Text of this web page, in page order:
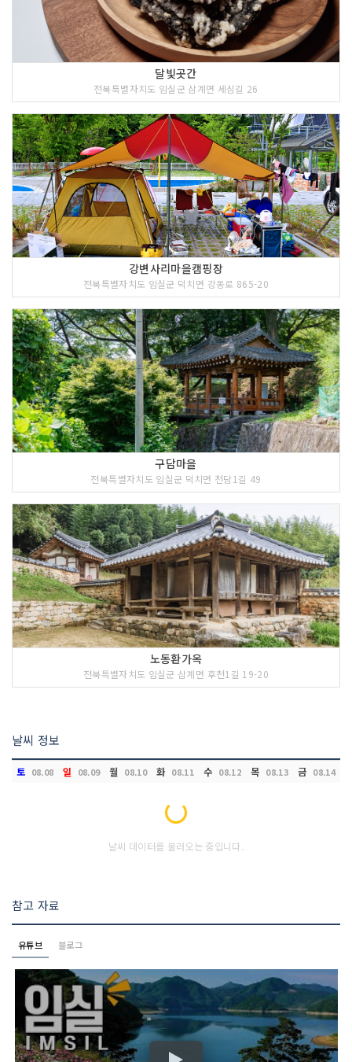
달빛곳간
전북특별자치도 임실군 삼계면 세심길 26
강변사리마을캠핑장
전북특별자치도 임실군 덕치면 강동로 865-20
구담마을
전북특별자치도 임실군 덕치면 천담1길 49
노동환가옥
전북특별자치도 임실군 삼계면 후천1길 19-20
날씨 정보
토 08.08 일 08.09 월 08.10 화 08.11 수 08.12 목 08.13 금 08.14
Loading...
날씨 데이터를 불러오는 중입니다.
참고 자료
유튜브 블로그